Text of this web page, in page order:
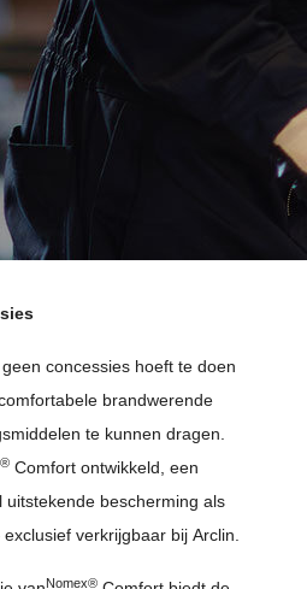
concessies hoeft te doen
brandwerende
te kunnen dragen.
Comfort ontwikkeld, een
bescherming als
verkrijgbaar bij Arclin.
Nomex®